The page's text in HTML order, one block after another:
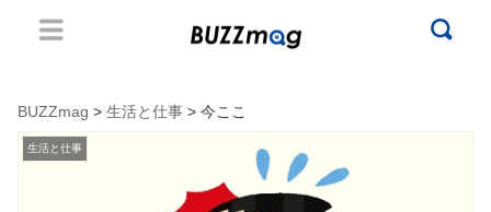
BUZZmag > 生活と仕事 > 今ここ
生活と仕事